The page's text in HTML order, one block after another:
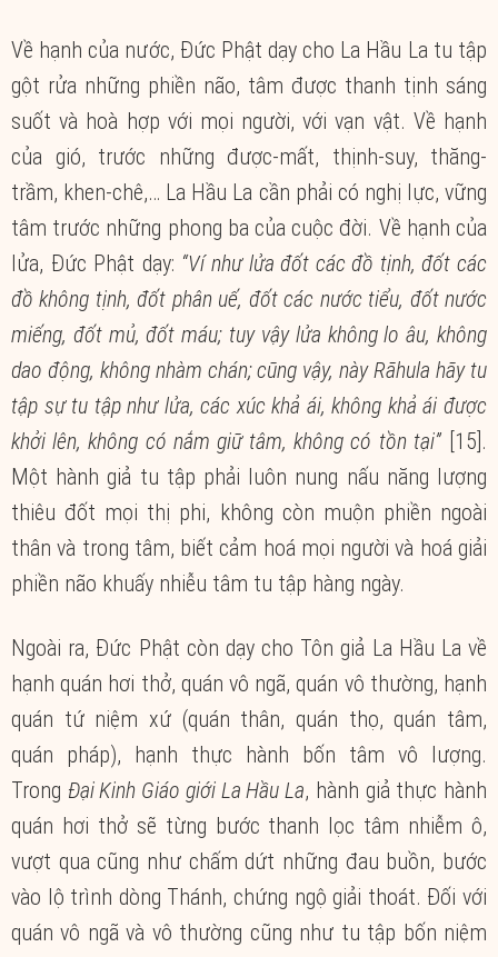
Về hạnh của nước, Đức Phật dạy cho La Hầu La tu tập
gột rửa những phiền não, tâm được thanh tịnh sáng
suốt và hoà hợp với mọi người, với vạn vật. Về hạnh
của gió, trước những được-mất, thịnh-suy, thăng-
trầm, khen-chê,… La Hầu La cần phải có nghị lực, vững
tâm trước những phong ba của cuộc đời. Về hạnh của
lửa, Đức Phật dạy: “Ví như lửa đốt các đồ tịnh, đốt các
đồ không tịnh, đốt phân uế, đốt các nước tiểu, đốt nước
miếng, đốt mủ, đốt máu; tuy vậy lửa không lo âu, không
dao động, không nhàm chán; cũng vậy, này Rāhula hãy tu
tập sự tu tập như lửa, các xúc khả ái, không khả ái được
khởi lên, không có nắm giữ tâm, không có tồn tại”[15].
Một hành giả tu tập phải luôn nung nấu năng lượng
thiêu đốt mọi thị phi, không còn muộn phiền ngoài
thân và trong tâm, biết cảm hoá mọi người và hoá giải
phiền não khuấy nhiễu tâm tu tập hàng ngày.
Ngoài ra, Đức Phật còn dạy cho Tôn giả La Hầu La về
hạnh quán hơi thở, quán vô ngã, quán vô thường, hạnh
quán tứ niệm xứ (quán thân, quán thọ, quán tâm,
quán pháp), hạnh thực hành bốn tâm vô lượng.
Trong Đại Kinh Giáo giới La Hầu La, hành giả thực hành
quán hơi thở sẽ từng bước thanh lọc tâm nhiễm ô,
vượt qua cũng như chấm dứt những đau buồn, bước
vào lộ trình dòng Thánh, chứng ngộ giải thoát. Đối với
quán vô ngã và vô thường cũng như tu tập bốn niệm